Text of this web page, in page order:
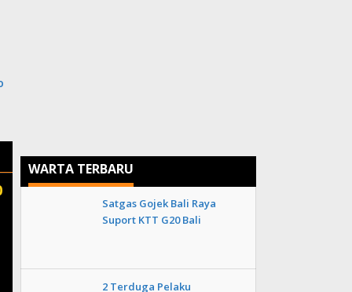
WARTA TERBARU
Satgas Gojek Bali Raya
Suport KTT G20 Bali
2 Terduga Pelaku